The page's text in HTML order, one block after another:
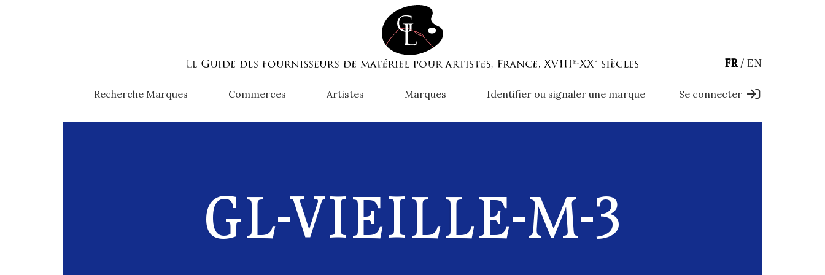
FR EN
Recherche Marques Commerces Artistes Marques Identifier ou signaler une marque Se connecter
GL-VIEILLE-M-3